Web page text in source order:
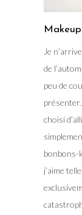
Je
de
peu de
choisi
bonbons-
j’aime